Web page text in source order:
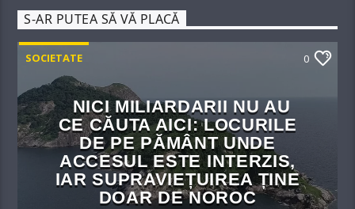
S-AR PUTEA SĂ VĂ PLACĂ
SOCIETATE 0
NICI MILIARDARII NU AU
CE CĂUTA AICI: LOCURILE
DE PE PĂMÂNT UNDE
ACCESUL ESTE INTERZIS,
IAR SUPRAVIEȚUIREA ȚINE
DOAR DE NOROC